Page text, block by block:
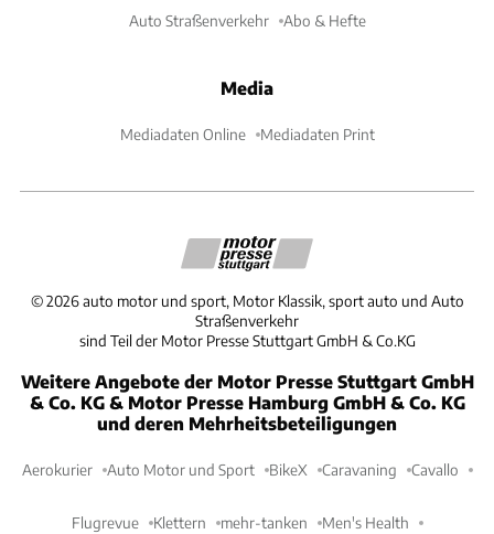
Auto Straßenverkehr Abo & Hefte
Media
Mediadaten Online Mediadaten Print
©2026 auto motor und sport, Motor Klassik, sport auto und Auto
Straßenverkehr
sind Teil der Motor Presse Stuttgart GmbH & Co.KG
Weitere Angebote der Motor Presse Stuttgart GmbH
& Co. KG & Motor Presse Hamburg GmbH & Co. KG
und deren Mehrheitsbeteiligungen
Aerokurier Auto Motor und Sport BikeX Caravaning Cavallo
Flugrevue Klettern mehr-tanken Men's Health